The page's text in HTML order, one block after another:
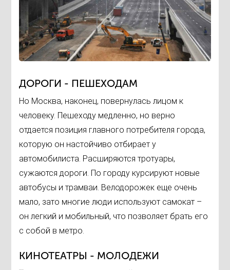
ДОРОГИ - ПЕШЕХОДАМ
Но Москва, наконец, повернулась лицом к
человеку. Пешеходу медленно, но верно
отдается позиция главного потребителя города,
которую он настойчиво отбирает у
автомобилиста. Расширяются тротуары,
сужаются дороги. По городу курсируют новые
автобусы и трамваи. Велодорожек еще очень
мало, зато многие люди используют самокат –
он легкий и мобильный, что позволяет брать его
с собой в метро.
КИНОТЕАТРЫ - МОЛОДЕЖИ